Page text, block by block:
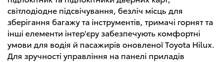
світлодіодне підсвічування, безліч місць для
зберігання багажу та інструментів, тримачі горнят та
інші елементи інтер'єру забезпечують комфортні
умови для водія й пасажирів оновленої Toyota Hilux.
Для зручності управління на панелі приладів